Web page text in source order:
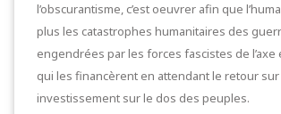
l’obscurantisme, c’est oeuvrer afin que
plus les catastrophes humanitaires des
engendrées par les forces fascistes de l’axe
qui les financèrent en attendant le retour sur
investissement sur le dos des peuples.